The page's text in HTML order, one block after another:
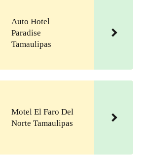
Auto Hotel
Paradise
Tamaulipas
Motel El Faro Del
Norte Tamaulipas